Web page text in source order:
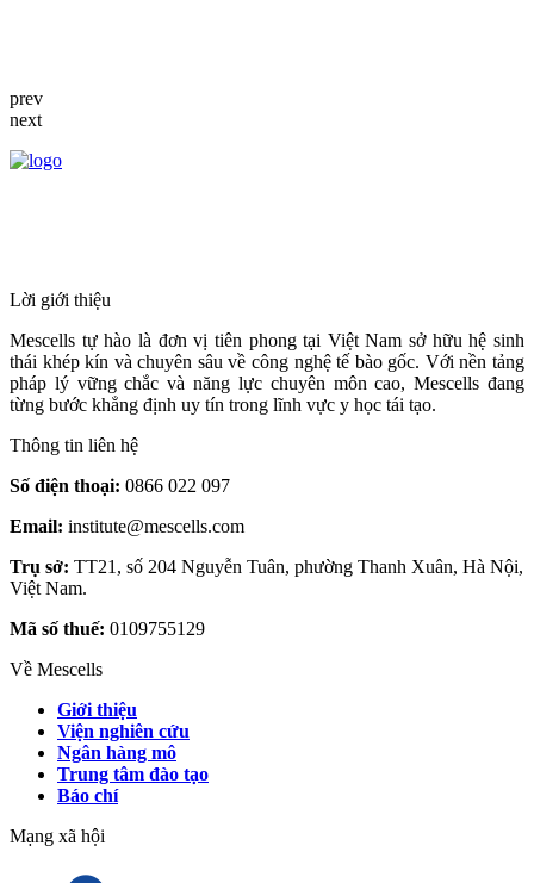
prev
next
Lời giới thiệu
Mescells tự hào là đơn vị tiên phong tại Việt Nam sở hữu hệ sinh
thái khép kín và chuyên sâu về công nghệ tế bào gốc. Với nền tảng
pháp lý vững chắc và năng lực chuyên môn cao, Mescells đang
từng bước khẳng định uy tín trong lĩnh vực y học tái tạo.
Thông tin liên hệ
Số điện thoại: 0866 022 097
Email: institute@mescells.com
Trụ sở: TT21, số 204 Nguyễn Tuân, phường Thanh Xuân, Hà Nội,
Việt Nam.
Mã số thuế: 0109755129
Về Mescells
Giới thiệu
Viện nghiên cứu
Ngân hàng mô
Trung tâm đào tạo
Báo chí
Mạng xã hội